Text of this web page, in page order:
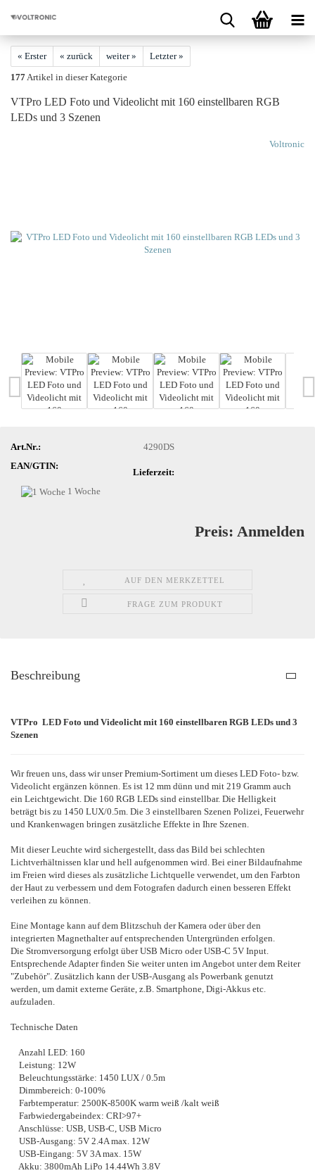
« Erster « zurück weiter »
Letzter »
177Artikel in dieser Kategorie
VTPro LED Foto und Vi­deo­licht mit 160 ein­stell­ba­ren RGB
LEDs und 3 Sze­nen
Voltronic
Art.Nr.:
4290DS
EAN/GTIN:
Lieferzeit:
1 Woche
Preis: Anmelden
AUF DEN MERKZETTEL
FRAGE ZUM PRODUKT
Beschreibung
VTPro LED Foto und Videolicht mit 160 einstellbaren RGB LEDs und 3
Szenen
Wir freuen uns, dass wir unser Premium-Sortiment um dieses LED Foto- bzw.
Videolicht ergänzen können. Es ist 12 mm dünn und mit 219 Gramm auch
ein Leichtgewicht. Die 160 RGB LEDs sind einstellbar. Die Helligkeit
beträgt bis zu 1450 LUX/0.5m. Die 3 einstellbaren Szenen Polizei, Feuerwehr
und Krankenwagen bringen zusätzliche Effekte in Ihre Szenen.
Mit dieser Leuchte wird sichergestellt, dass das Bild bei schlechten
Lichtverhältnissen klar und hell aufgenommen wird. Bei einer Bildaufnahme
im Freien wird dieses als zusätzliche Lichtquelle verwendet, um den Farbton
der Haut zu verbessern und dem Fotografen dadurch einen besseren Effekt
verleihen zu können.
Eine Montage kann auf dem Blitzschuh der Kamera oder über den
integrierten Magnethalter auf entsprechenden Untergründen erfolgen.
Die Stromversorgung erfolgt über USB Micro oder USB-C 5V Input.
Entsprechende Adapter finden Sie weiter unten im Angebot unter dem Reiter
"Zubehör". Zusätzlich kann der USB-Ausgang als Powerbank genutzt
werden, um damit externe Geräte, z.B. Smartphone, Digi-Akkus etc.
aufzuladen.
Technische Daten
Anzahl LED: 160
Leistung: 12W
Beleuchtungsstärke: 1450 LUX / 0.5m
Dimmbereich: 0-100%
Farbtemperatur: 2500K-8500K warm weiß /kalt weiß
Farbwiedergabeindex: CRI>97+
Anschlüsse: USB, USB-C, USB Micro
USB-Ausgang: 5V 2.4A max. 12W
USB-Eingang: 5V 3A max. 15W
Akku: 3800mAh LiPo 14.44Wh 3.8V